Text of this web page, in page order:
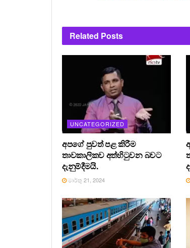
Related Posts
UNCATEGORIZED
අපගේ පුවත් පළ කිරීම
තාවකාලිකව අත්හිටුවන බවට
දැනුම්දීමයි.
මාර්තු 21, 2024